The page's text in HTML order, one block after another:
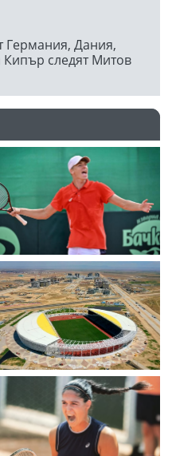
Германия, Дания,
Кипър следят Митов